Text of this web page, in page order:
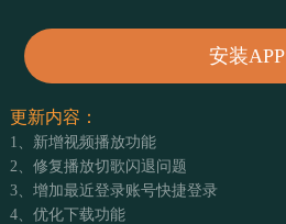
安装APP
更新内容：
1、新增视频播放功能
2、修复播放切歌闪退问题
3、增加最近登录账号快捷登录
4、优化下载功能